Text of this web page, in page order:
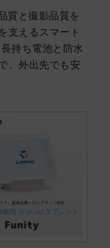
質と撮影品質を
支えるスマート
持ち電池と防水
、外出先でも安